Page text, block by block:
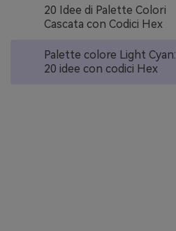
20 Idee di Palette Colori
Cascata con Codici Hex
Palette colore Light Cyan:
20 idee con codici Hex